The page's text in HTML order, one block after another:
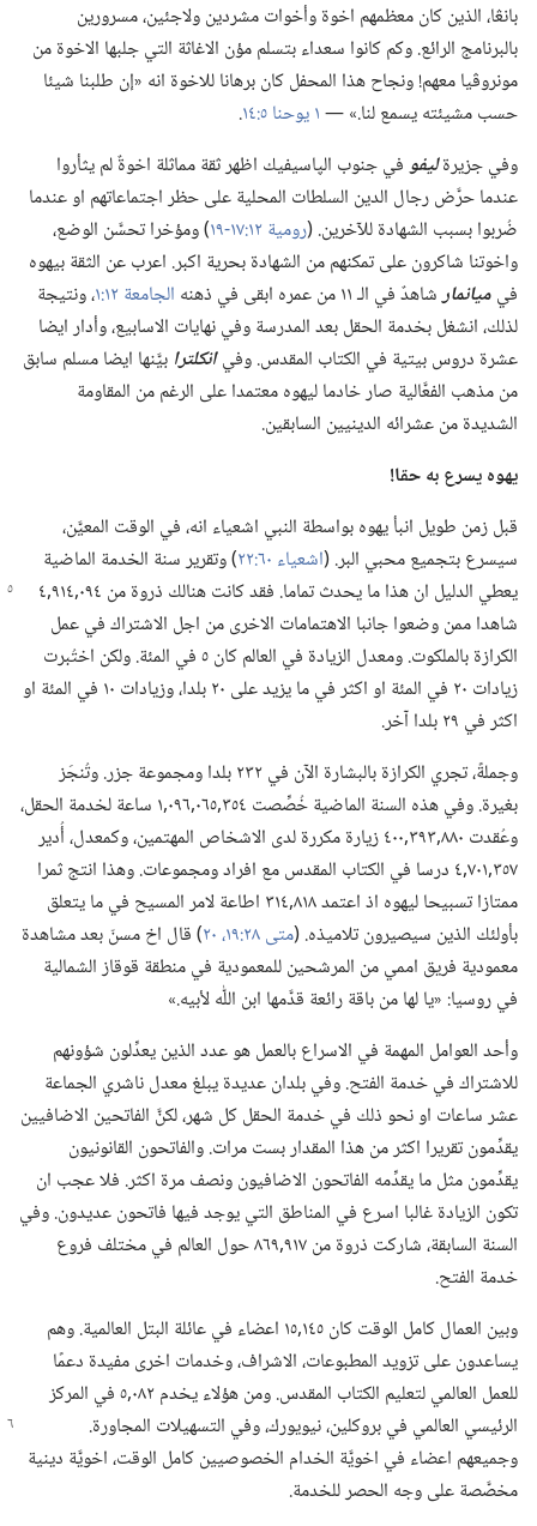
بانڠا،‏ الذين كان معظمهم اخوة وأخوات مشردين ولاجئين،‏ مسرورين
بالبرنامج الرائع.‏ وكم كانوا سعداء بتسلم مؤن الاغاثة التي جلبها الاخوة من
مونروڤيا معهم!‏ ونجاح هذا المحفل كان برهانا للاخوة انه «إن طلبنا شيئا
حسب مشيئته يسمع لنا.‏» —‏١ يوحنا ٥:‏١٤
‏.‏
وفي جزيرةليفوفي جنوب الپاسيفيك اظهر ثقة مماثلة اخوةٌ لم يثأروا
عندما حرَّض رجال الدين السلطات المحلية على حظر اجتماعاتهم او عندما
ضُربوا بسبب الشهادة للآخرين.‏ (‏رومية ١٢:‏١٧-‏١٩
‏)‏ ومؤخرا تحسَّن الوضع،‏
واخوتنا شاكرون على تمكنهم من الشهادة بحرية اكبر.‏ اعرب عن الثقة بيهوه
فيميانمارشاهدٌ في الـ‍ ١١ من عمره ابقى في ذهنه الجامعة ١٢:‏١
‏،‏ ونتيجة
لذلك،‏ انشغل بخدمة الحقل بعد المدرسة وفي نهايات الاسابيع،‏ وأدار ايضا
عشرة دروس بيتية في الكتاب المقدس.‏ وفيانكلترا بيَّنها ايضا مسلم سابق
من مذهب الفعَّالية صار خادما ليهوه معتمدا على الرغم من المقاومة
الشديدة من عشرائه الدينيين السابقين.‏
يهوه يسرع به حقا!‏
قبل زمن طويل انبأ يهوه بواسطة النبي اشعياء انه،‏ في الوقت المعيَّن،‏
سيسرع بتجميع محبي البر.‏ (‏اشعياء ٦٠:‏٢٢
‏)‏ وتقرير سنة الخدمة الماضية
يعطي الدليل ان هذا ما يحدث تماما.‏ فقد كانت
هنالك ذروة من ٠٩٤‏,٩١٤‏,٤
شاهدا ممن وضعوا جانبا الاهتمامات الاخرى من اجل الاشتراك في عمل
الكرازة بالملكوت.‏ ومعدل الزيادة في العالم كان ٥ في المئة.‏ ولكن اختُبرت
زيادات ٢٠ في المئة او اكثر في ما يزيد على ٢٠ بلدا،‏ وزيادات ١٠ في المئة او
اكثر في ٢٩ بلدا آخر.‏
وجملةً،‏ تجري الكرازة بالبشارة الآن في ٢٣٢ بلدا ومجموعة جزر.‏ وتُنجَز
بغيرة.‏ وفي هذه السنة الماضية خُصِّصت ٣٥٤‏,٠٦٥‏,٠٩٦‏,١ ساعة لخدمة الحقل،‏
وعُقدت ٨٨٠‏,٣٩٣‏,٤٠٠ زيارة مكررة لدى الاشخاص المهتمين،‏ وكمعدل،‏ أُدير
٣٥٧‏,٧٠١‏,٤ درسا في الكتاب المقدس مع افراد ومجموعات.‏ وهذا انتج ثمرا
ممتازا تسبيحا ليهوه اذ اعتمد ٨١٨‏,٣١٤ اطاعة لامر المسيح في ما يتعلق
بأولئك الذين سيصيرون تلاميذه.‏ (‏متى ٢٨:‏١٩،‏ ٢٠
‏)‏ قال اخ مسنّ بعد مشاهدة
معمودية فريق اممي من المرشحين للمعمودية في منطقة قوقاز الشمالية
في روسيا:‏ «يا لها من باقة رائعة قدَّمها ابن اللّٰه لأبيه.‏»‏
وأحد العوامل المهمة في الاسراع بالعمل هو عدد الذين يعدِّلون شؤونهم
للاشتراك في خدمة الفتح.‏ وفي بلدان عديدة يبلغ معدل ناشري الجماعة
عشر ساعات او نحو ذلك في خدمة الحقل كل شهر،‏ لكنَّ الفاتحين الاضافيين
يقدِّمون تقريرا اكثر من هذا المقدار بست مرات.‏ والفاتحون القانونيون
يقدِّمون مثل ما يقدِّمه الفاتحون الاضافيون ونصف مرة اكثر.‏ فلا عجب ان
تكون الزيادة غالبا اسرع في المناطق التي يوجد فيها فاتحون عديدون.‏ وفي
السنة السابقة،‏ شاركت ذروة من ٩١٧‏,٨٦٩ حول العالم في مختلف فروع
خدمة الفتح.‏
وبين العمال كامل الوقت كان ١٤٥‏,١٥ اعضاء في عائلة البتل العالمية.‏ وهم
يساعدون على تزويد المطبوعات،‏ الاشراف،‏ وخدمات اخرى مفيدة دعمًا
للعمل العالمي لتعليم الكتاب المقدس.‏ ومن هؤلاء يخدم ٠٨٢‏,٥ في المركز
الرئيسي العالمي في بروكلين،‏ نيويورك،‏ وفي التسهيلات المجاورة.‏
وجميعهم اعضاء في اخويَّة الخدام الخصوصيين كامل الوقت،‏ اخويَّة دينية
مخصَّصة على وجه الحصر للخدمة.‏